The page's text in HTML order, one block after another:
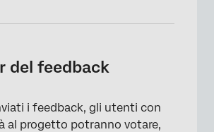
del feedback
i feedback, gli utenti con
al progetto potranno votare,